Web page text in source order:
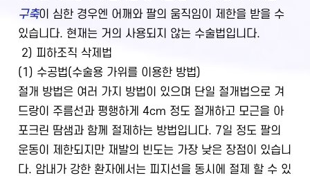
구축이 심한 경우엔 어깨와 팔의 움직임이 제한을 받을 수
있습니다. 현재는 거의 사용되지 않는 수술법입니다.
2) 피하조직 삭제법
(1) 수공법(수술용 가위를 이용한 방법)
절개 방법은 여러 가지 방법이 있으며 단일 절개법으로 겨
드랑이 주름선과 평행하게 4cm 정도 절개하고 모근을 아
포크린 땀샘과 함께 절제하는 방법입니다. 7일 정도 팔의
운동이 제한되지만 재발의 빈도는 가장 낮은 장점이 있습니
다. 암내가 강한 환자에서는 피지선을 동시에 절제 할 수 있